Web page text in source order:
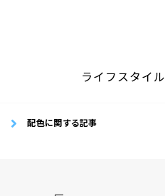
ライフスタイル
配色に関する記事